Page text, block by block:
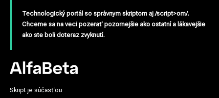
Technologický portál so správnym skriptom aj /script>om/.
Chceme sa na veci pozerať pozornejšie ako ostatní a lákavejšie
ako ste boli doteraz zvyknutí.
Skript je súčasťou